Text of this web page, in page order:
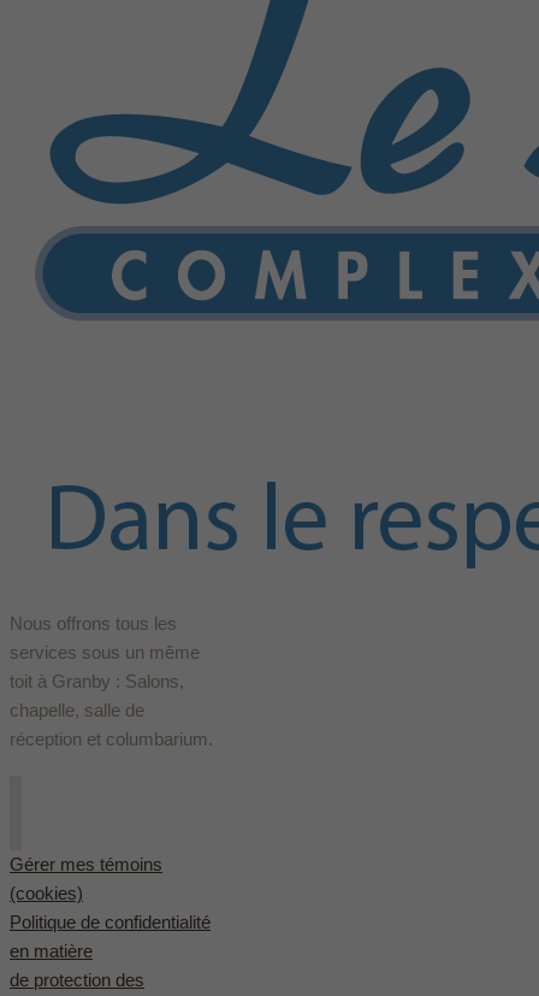
Nous offrons tous les
services sous un même
toit à Granby : Salons,
chapelle, salle de
réception et columbarium.
Gérer mes témoins
(cookies)
Politique de confidentialité
en matière
de protection des